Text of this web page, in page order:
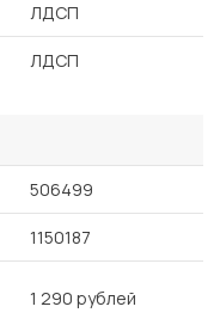
ЛДСП
ЛДСП
506499
1150187
1 290 рублей